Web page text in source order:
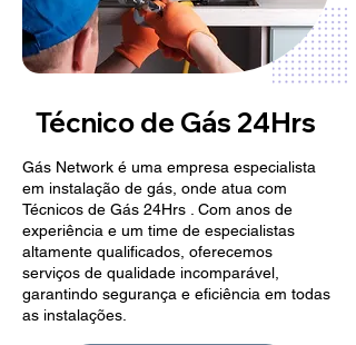
Técnico de Gás 24Hrs
Gás Network é uma empresa especialista
em instalação de gás, onde atua com
Técnicos de Gás 24Hrs . Com anos de
experiência e um time de especialistas
altamente qualificados, oferecemos
serviços de qualidade incomparável,
garantindo segurança e eficiência em todas
as instalações.